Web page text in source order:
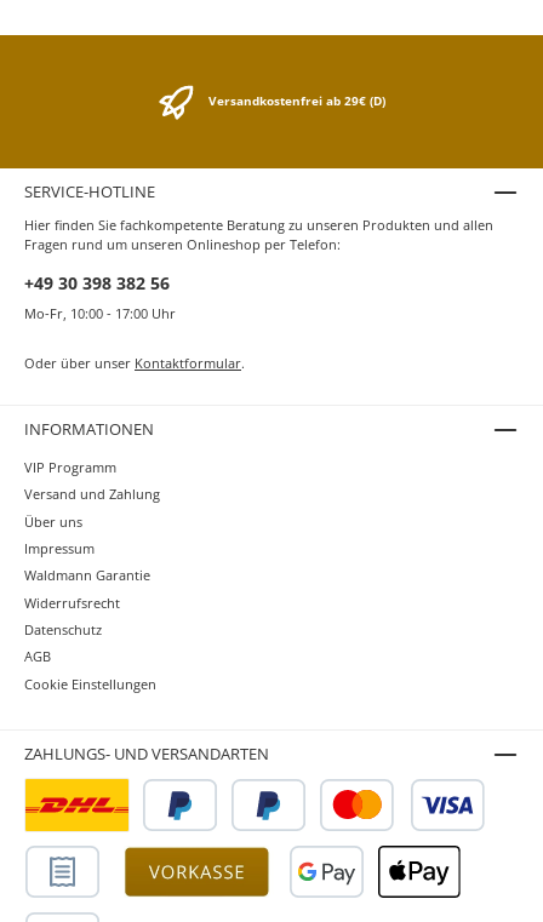
Versandkostenfrei ab 29€ (D)
SERVICE-HOTLINE
Hier finden Sie fachkompetente Beratung zu unseren Produkten und allen
Fragen rund um unseren Onlineshop per Telefon:
+49 30 398 382 56
Mo-Fr, 10:00 - 17:00 Uhr
Oder über unser Kontaktformular.
INFORMATIONEN
VIP Programm
Versand und Zahlung
Über uns
Impressum
Waldmann Garantie
Widerrufsrecht
Datenschutz
AGB
Cookie Einstellungen
ZAHLUNGS- UND VERSANDARTEN